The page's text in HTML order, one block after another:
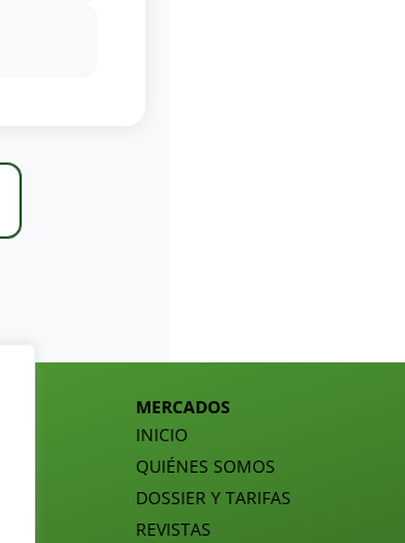
MERCADOS
INICIO
QUIÉNES SOMOS
DOSSIER Y TARIFAS
REVISTAS